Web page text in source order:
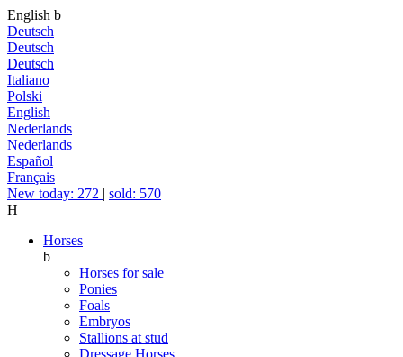
English b
Deutsch
Deutsch
Deutsch
Italiano
Polski
English
Nederlands
Nederlands
Español
Français
New today: 272 | sold: 570
H
Horses
b
Horses for sale
Ponies
Foals
Embryos
Stallions at stud
Dressage Horses